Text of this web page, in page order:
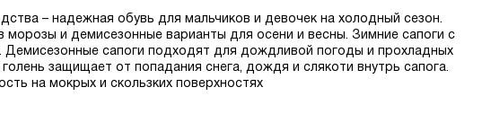
– надежная обувь для мальчиков и девочек на холодный сезон.
и демисезонные варианты для осени и весны. Зимние сапоги с
сапоги подходят для дождливой погоды и прохладных
защищает от попадания снега, дождя и слякоти внутрь сапога.
на мокрых и скользких поверхностях